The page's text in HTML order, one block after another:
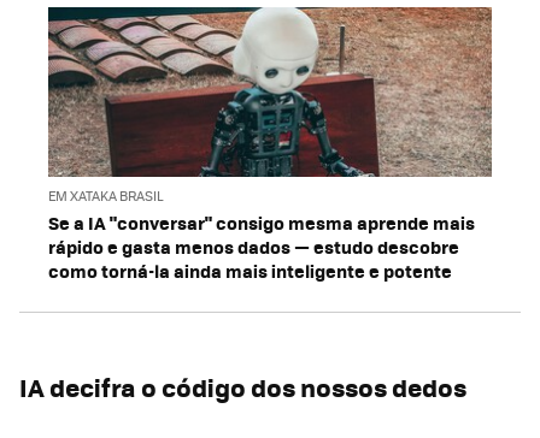
EM XATAKA BRASIL
Se a IA "conversar" consigo mesma aprende mais
rápido e gasta menos dados — estudo descobre
como torná-la ainda mais inteligente e potente
IA decifra o código dos nossos dedos